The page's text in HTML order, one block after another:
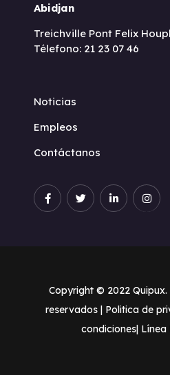
Abidjan
Treichville Pont Felix
Télefono: 21 23 07 46
Noticias
Empleos
Contáctanos
Copyright © 2022
reservados | Politica de
condiciones| Línea